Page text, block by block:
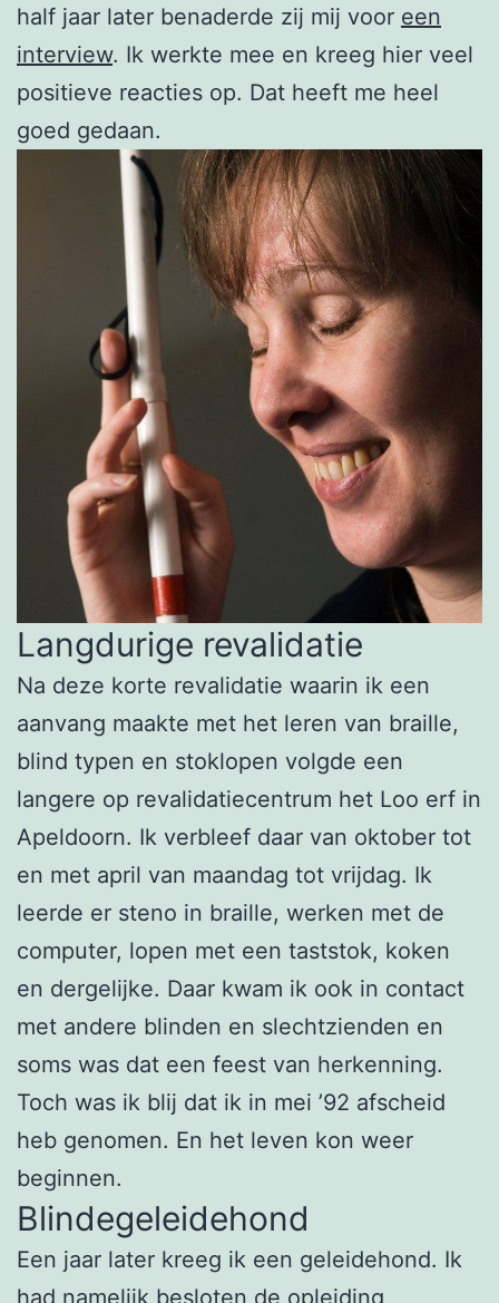
half jaar later benaderde zij mij voor een
interview. Ik werkte mee en kreeg hier veel
positieve reacties op. Dat heeft me heel
goed gedaan.
Langdurige revalidatie
Na deze korte revalidatie waarin ik een
aanvang maakte met het leren van braille,
blind typen en stoklopen volgde een
langere op revalidatiecentrum het Loo erf in
Apeldoorn. Ik verbleef daar van oktober tot
en met april van maandag tot vrijdag. Ik
leerde er steno in braille, werken met de
computer, lopen met een taststok, koken
en dergelijke. Daar kwam ik ook in contact
met andere blinden en slechtzienden en
soms was dat een feest van herkenning.
Toch was ik blij dat ik in mei ’92 afscheid
heb genomen. En het leven kon weer
beginnen.
Blindegeleidehond
Een jaar later kreeg ik een geleidehond. Ik
had namelijk besloten de opleiding